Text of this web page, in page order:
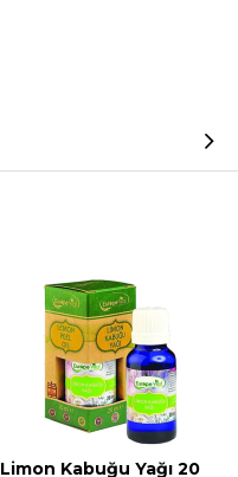
Limon Kabuğu Yağı 20